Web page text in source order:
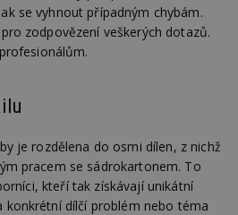
se vyhnout případným chybám.
zodpovězení veškerých dotazů.
je rozdělena do osmi dílen, z nichž
pracem se sádrokartonem. To
kteří tak získávají unikátní
dílčí problém nebo téma